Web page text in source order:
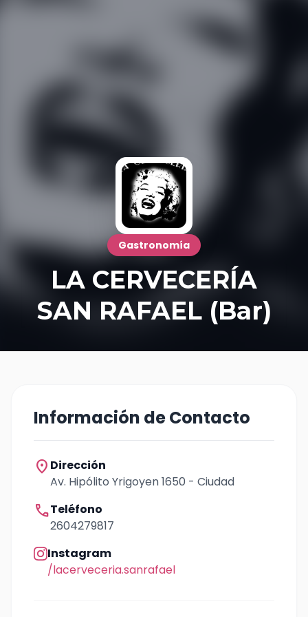
Gastronomía
LA CERVECERÍA
SAN RAFAEL (Bar)
Información de Contacto
location_on Dirección
Av. Hipólito Yrigoyen 1650 - Ciudad
callTeléfono
2604279817
Instagram
/lacerveceria.sanrafael